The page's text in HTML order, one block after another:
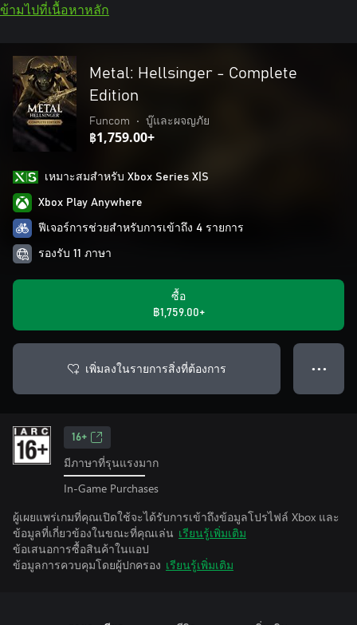
ข้ามไปที่เนื้อหาหลัก
Metal: Hellsinger - Complete
Edition
Funcom • บู๊และผจญภัย
฿1,759.00+
เหมาะสมสําหรับ Xbox Series X|S
Xbox Play Anywhere
ฟีเจอร์การช่วยสำหรับการเข้าถึง 4 รายการ
รองรับ 11 ภาษา
ซื้อ
฿1,759.00+
เพิ่มลงในรายการสิ่งที่ต้องการ ● ● ●
16+
มีภาษาที่รุนแรงมาก
In-Game Purchases
ผู้เผยแพร่เกมที่คุณเปิดใช้จะได้รับการเข้าถึงข้อมูลโปรไฟล์ Xbox และ
ข้อมูลที่เกี่ยวข้องในขณะที่คุณเล่น เรียนรู้เพิ่มเติม
ข้อเสนอการซื้อสินค้าในแอป
ข้อมูลการควบคุมโดยผู้ปกครอง เรียนรู้เพิ่มเติม